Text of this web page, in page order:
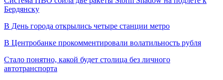
Бердянску
В День города открылись четыре станции метро
В Центробанке прокомментировали волатильность рубля
Стало понятно, какой будет столица без личного
автотранспорта